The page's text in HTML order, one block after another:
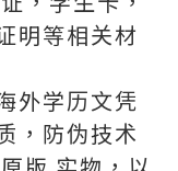
明等相关材
外学历文凭
，防伪技术